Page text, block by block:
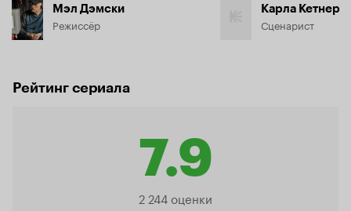
Мэл Дэмски
Режиссёр
Карла Кетнер
Сценарист
Рейтинг сериала
7.9
Рейтинг
2 244 оценки